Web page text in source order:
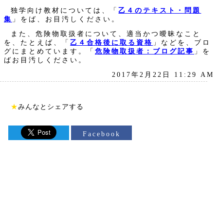
独学向け教材については、「乙４のテキスト・問題
集 」をば、お目汚しください。
また、危険物取扱者について、適当かつ曖昧なこと
を、たとえば、「 乙４合格後に取る資格 」などを、ブロ
グにまとめています。「 危険物取扱者：ブログ記事 」を
ばお目汚しください。
2017年2月22日 11:29 AM
★みんなとシェアする
Facebook